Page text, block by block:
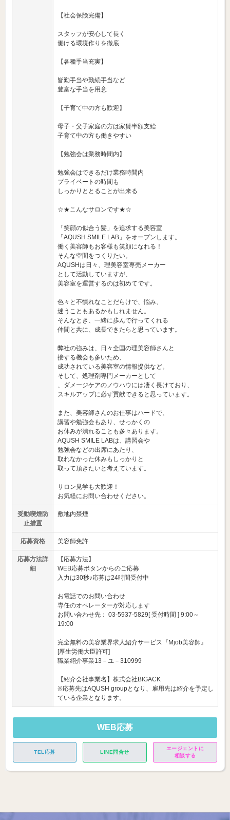
【社会保険完備】
スタッフが安心して長く
働ける環境作りを徹底
【各種手当充実】
皆勤手当や勤続手当など
豊富な手当を用意
【子育て中の方も歓迎】
母子・父子家庭の方は家賃半額支給
子育て中の方も働きやすい
【勉強会は業務時間内】
勉強会はできるだけ業務時間内
プライベートの時間も
しっかりととることが出来る
☆★こんなサロンです★☆
「笑顔の似合う髪」を追求する美容室
「AQUSH SMILE LAB」をオープンします。
働く美容師もお客様も笑顔になれる！
そんな空間をつくりたい。
AQUSHは日々、理美容室専売メーカー
として活動していますが、
美容室を運営するのは初めてです。
色々と不慣れなことだらけで、悩み、
迷うこともあるかもしれません。
そんなとき、一緒に歩んで行ってくれる
仲間と共に、成長できたらと思っています。
弊社の強みは、日々全国の理美容師さんと
接する機会も多いため、
成功されている美容室の情報提供など。
そして、処理剤専門メーカーとして
、ダメージケアのノウハウには凄く長けており、
スキルアップに必ず貢献できると思っています。
また、美容師さんのお仕事はハードで、
講習や勉強会もあり、せっかくの
お休みが潰れることも多々あります。
AQUSH SMILE LABは、講習会や
勉強会などの出席にあたり、
取れなかった休みもしっかりと
取って頂きたいと考えています。
サロン見学も大歓迎！
お気軽にお問い合わせください。
受動喫煙防
止措置
敷地内禁煙
応募資格 美容師免許
応募方法詳
細
【応募方法】
WEB応募ボタンからのご応募
入力は30秒♪応募は24時間受付中
お電話でのお問い合わせ
専任のオペレーターが対応します
お問い合わせ先： 03-5937-5829[ 受付時間 ] 9:00～
19:00
完全無料の美容業界求人紹介サービス『Mjob美容師』
[厚生労働大臣許可]
職業紹介事業13－ユ－310999
【紹介会社事業名】株式会社BIGACK
※応募先はAQUSH groupとなり、雇用先は紹介を予定し
ている企業となります。
WEB応募
TEL応募 LINE問合せ
エージェントに
相談する